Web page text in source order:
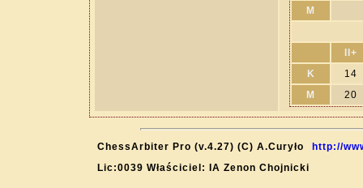
M
II+
K
14
M
20
ChessArbiter Pro (v.4.27) (C) A.Curyło
http://
Lic:0039 Właściciel: IA Zenon Chojnicki